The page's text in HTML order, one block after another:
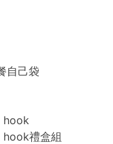
自己袋
hook
禮盒組